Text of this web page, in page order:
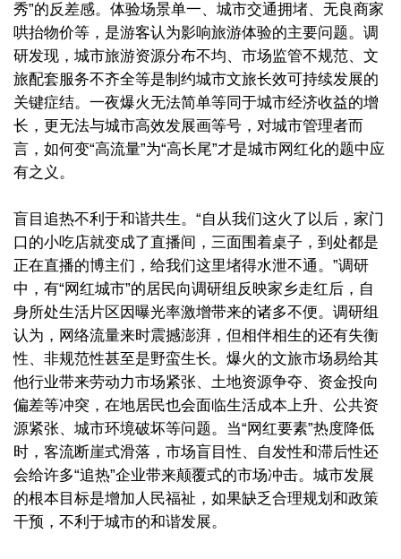
秀”的反差感。体验场景单一、城市交通拥堵、无良商家
哄抬物价等，是游客认为影响旅游体验的主要问题。调
研发现，城市旅游资源分布不均、市场监管不规范、文
旅配套服务不齐全等是制约城市文旅长效可持续发展的
关键症结。一夜爆火无法简单等同于城市经济收益的增
长，更无法与城市高效发展画等号，对城市管理者而
言，如何变“高流量”为“高长尾”才是城市网红化的题中应
有之义。
盲目追热不利于和谐共生。“自从我们这火了以后，家门
口的小吃店就变成了直播间，三面围着桌子，到处都是
正在直播的博主们，给我们这里堵得水泄不通。”调研
中，有“网红城市”的居民向调研组反映家乡走红后，自
身所处生活片区因曝光率激增带来的诸多不便。调研组
认为，网络流量来时震撼澎湃，但相伴相生的还有失衡
性、非规范性甚至是野蛮生长。爆火的文旅市场易给其
他行业带来劳动力市场紧张、土地资源争夺、资金投向
偏差等冲突，在地居民也会面临生活成本上升、公共资
源紧张、城市环境破坏等问题。当“网红要素”热度降低
时，客流断崖式滑落，市场盲目性、自发性和滞后性还
会给许多“追热”企业带来颠覆式的市场冲击。城市发展
的根本目标是增加人民福祉，如果缺乏合理规划和政策
干预，不利于城市的和谐发展。